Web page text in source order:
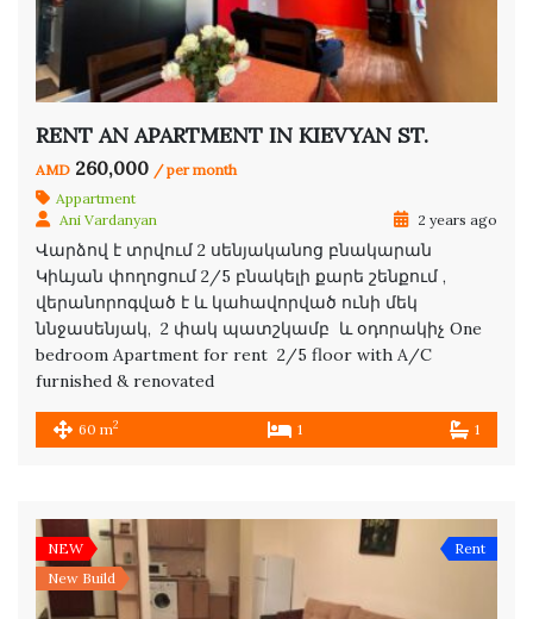
RENT AN APARTMENT IN KIEVYAN ST.
AMD 260,000 / per month
Appartment
Ani Vardanyan
2 years ago
Վարձով է տրվում 2 սենյականոց բնակարան
Կիևյան փողոցում 2/5 բնակելի քարե շենքում ,
վերանորոգված է և կահավորված ունի մեկ
ննջասենյակ, 2 փակ պատշկամբ և օդորակիչ One
bedroom Apartment for rent 2/5 floor with A/C
furnished & renovated
60 m2 1 1
NEW
New Build
Rent